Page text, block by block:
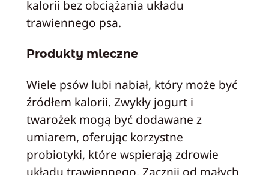
kalorii bez obciążania układu
trawiennego psa.
Produkty mleczne
Wiele psów lubi nabiał, który może być
źródłem kalorii. Zwykły jogurt i
twarożek mogą być dodawane z
umiarem, oferując korzystne
probiotyki, które wspierają zdrowie